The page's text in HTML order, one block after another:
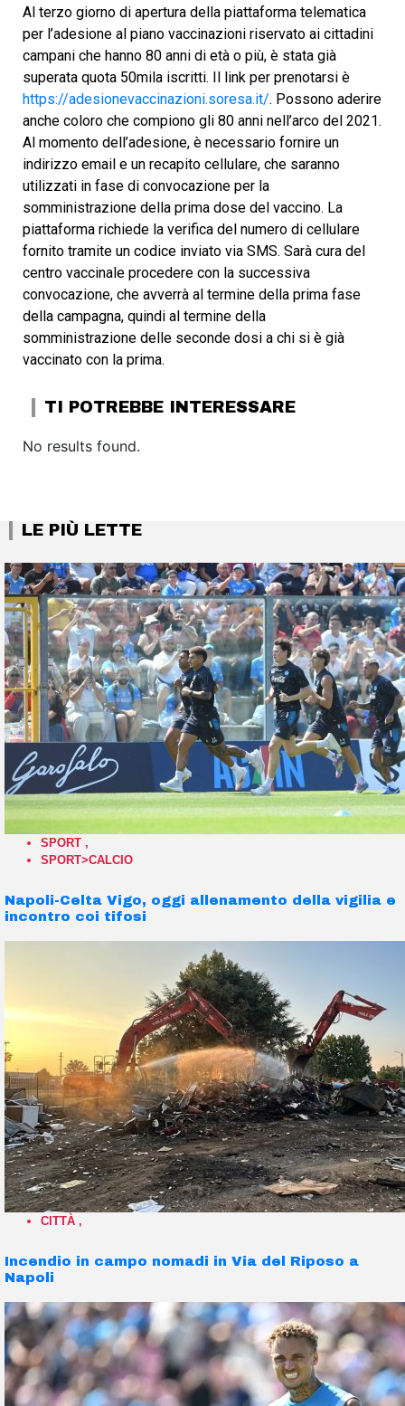
Al terzo giorno di apertura della piattaforma telematica
per l’adesione al piano vaccinazioni riservato ai cittadini
campani che hanno 80 anni di età o più, è stata già
superata quota 50mila iscritti. Il link per prenotarsi è
https://adesionevaccinazioni.soresa.it/. Possono aderire
anche coloro che compiono gli 80 anni nell’arco del 2021.
Al momento dell’adesione, è necessario fornire un
indirizzo email e un recapito cellulare, che saranno
utilizzati in fase di convocazione per la
somministrazione della prima dose del vaccino. La
piattaforma richiede la verifica del numero di cellulare
fornito tramite un codice inviato via SMS. Sarà cura del
centro vaccinale procedere con la successiva
convocazione, che avverrà al termine della prima fase
della campagna, quindi al termine della
somministrazione delle seconde dosi a chi si è già
vaccinato con la prima.
TI POTREBBE INTERESSARE
No results found.
LE PIÙ LETTE
SPORT ,
SPORT>CALCIO
Napoli-Celta Vigo, oggi allenamento della vigilia e
incontro coi tifosi
CITTÀ ,
Incendio in campo nomadi in Via del Riposo a
Napoli